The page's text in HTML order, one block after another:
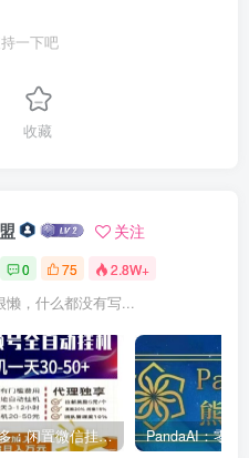
一下吧
收藏
关注
0 75 2.8W+
懒，什么都没有写...
米乐多：闲置微信挂机项目，正规、长期、纯零撸号越多越赚米